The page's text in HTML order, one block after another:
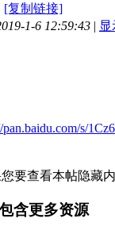
[复制链接]
1-6 12:59:43 |
pan.baidu.com/s/
要查看本帖隐藏
含更多资源